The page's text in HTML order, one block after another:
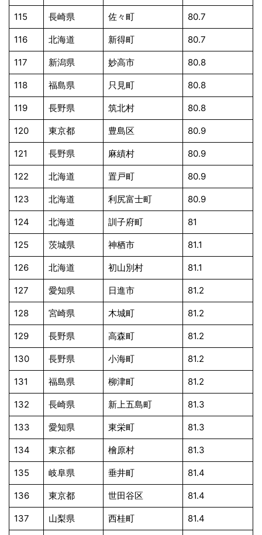
115 長崎県 佐々町 80.7
116 北海道 新得町 80.7
117 新潟県 妙高市 80.8
118 福島県 只見町 80.8
119 長野県 筑北村 80.8
120 東京都 豊島区 80.9
121 長野県 麻績村 80.9
122 北海道 置戸町 80.9
123 北海道 利尻富士町 80.9
124 北海道 訓子府町 81
125 茨城県 神栖市 81.1
126 北海道 初山別村 81.1
127 愛知県 日進市 81.2
128 宮崎県 木城町 81.2
129 長野県 高森町 81.2
130 長野県 小海町 81.2
131 福島県 柳津町 81.2
132 長崎県 新上五島町 81.3
133 愛知県 東栄町 81.3
134 東京都 檜原村 81.3
135 岐阜県 垂井町 81.4
136 東京都 世田谷区 81.4
137 山梨県 西桂町 81.4